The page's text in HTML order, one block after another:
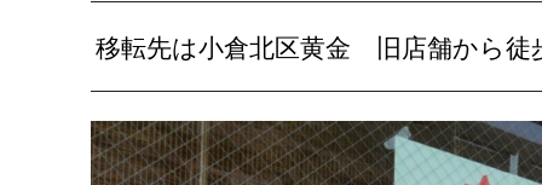
移転先は小倉北区黄金 旧店舗から徒